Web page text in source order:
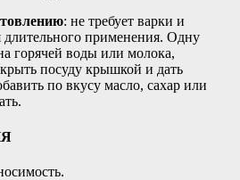
: не требует варки и
длительного применения. Одну
горячей воды или молока,
посуду крышкой и дать
по вкусу масло, сахар или